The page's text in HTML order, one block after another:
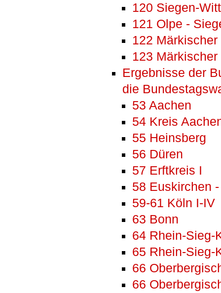
120 Siegen-
121 Olpe -
122
123
Ergebnisse der
die
53 Aachen
54 Kreis
55 Heinsberg
56 Düren
57 Erftkreis I
58 Euskirchen
59-61 Köln I-IV
63 Bonn
64 Rhein-Sieg-
65 Rhein-Sieg-
66
66